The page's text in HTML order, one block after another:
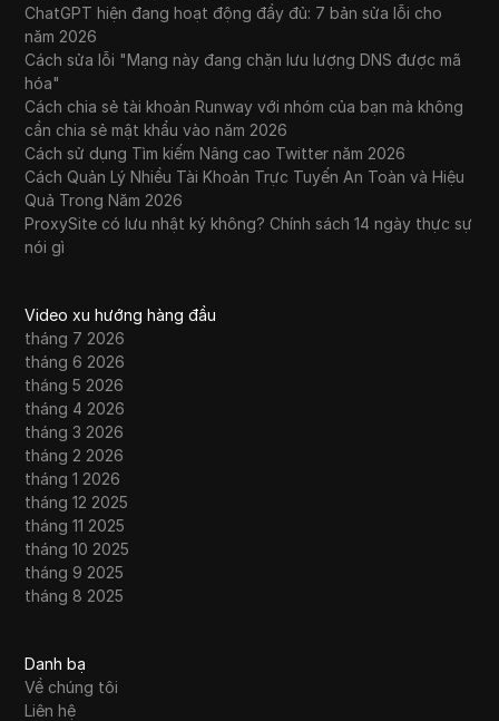
ChatGPT hiện đang hoạt động đầy đủ: 7 bản sửa lỗi cho
năm 2026
Cách sửa lỗi "Mạng này đang chặn lưu lượng DNS được mã
hóa"
Cách chia sẻ tài khoản Runway với nhóm của bạn mà không
cần chia sẻ mật khẩu vào năm 2026
Cách sử dụng Tìm kiếm Nâng cao Twitter năm 2026
Cách Quản Lý Nhiều Tài Khoản Trực Tuyến An Toàn và Hiệu
Quả Trong Năm 2026
ProxySite có lưu nhật ký không? Chính sách 14 ngày thực sự
nói gì
Video xu hướng hàng đầu
tháng 7 2026
tháng 6 2026
tháng 5 2026
tháng 4 2026
tháng 3 2026
tháng 2 2026
tháng 1 2026
tháng 12 2025
tháng 11 2025
tháng 10 2025
tháng 9 2025
tháng 8 2025
Danh bạ
Về chúng tôi
Liên hệ